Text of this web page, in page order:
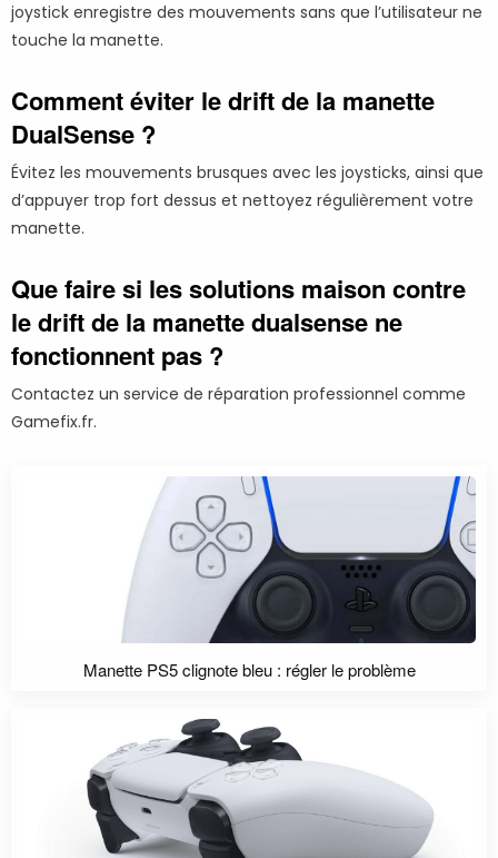
joystick enregistre des mouvements sans que l’utilisateur ne
touche la manette.
Comment éviter le drift de la manette
DualSense ?
Évitez les mouvements brusques avec les joysticks, ainsi que
d’appuyer trop fort dessus et nettoyez régulièrement votre
manette.
Que faire si les solutions maison contre
le drift de la manette dualsense ne
fonctionnent pas ?
Contactez un service de réparation professionnel comme
Gamefix.fr.
Manette PS5 clignote bleu : régler le problème